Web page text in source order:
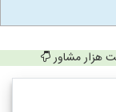
هزار مشاور